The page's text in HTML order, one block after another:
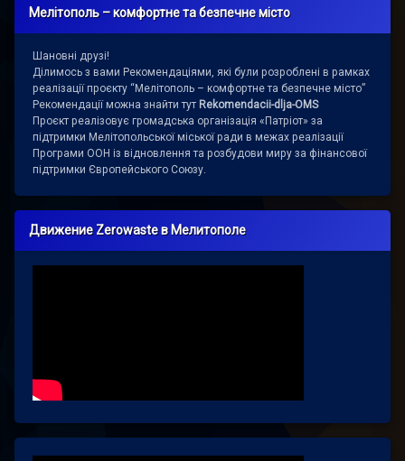
Мелітополь – комфортне та безпечне місто
Шановні друзі!
Ділимось з вами Рекомендаціями, які були розроблені в рамках
реалізації проєкту “Мелітополь – комфортне та безпечне місто”
Рекомендації можна знайти тут Rekomendacii-dlja-OMS
Проєкт реалізовує громадська організація «Патріот» за
підтримки Мелітопольської міської ради в межах реалізації
Програми ООН із відновлення та розбудови миру за фінансової
підтримки Європейського Союзу.
Движение Zerowaste в Мелитополе